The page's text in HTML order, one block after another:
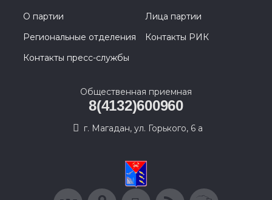
О партии
Лица партии
Региональные отделения
Контакты РИК
Контакты пресс-службы
Общественная приемная
8(4132)600960
г. Магадан, ул. Горького, 6 а